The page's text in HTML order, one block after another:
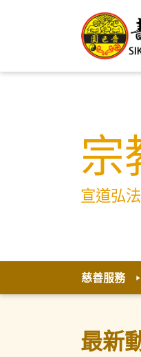
宗
宣道弘
慈善服務
最新